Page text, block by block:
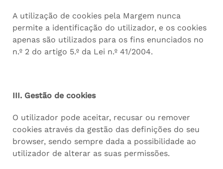
A utilização de cookies pela Margem nunca
permite a identificação do utilizador, e os cookies
apenas são utilizados para os fins enunciados no
n.º 2 do artigo 5.º da Lei n.º 41/2004.
III. Gestão de cookies
O utilizador pode aceitar, recusar ou remover
cookies através da gestão das definições do seu
browser, sendo sempre dada a possibilidade ao
utilizador de alterar as suas permissões.